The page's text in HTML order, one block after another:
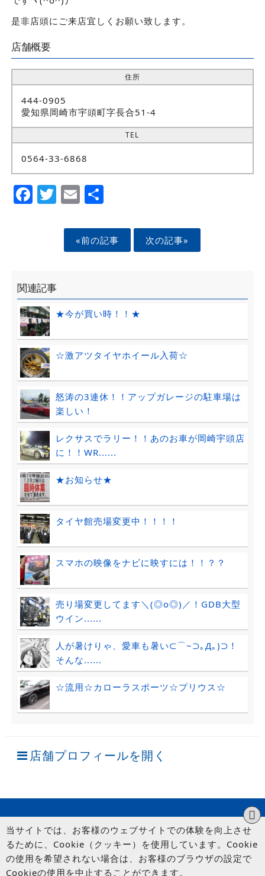
是非店頭にご来店宜しくお願い致します。
店舗概要
住所
444-0905
愛知県岡崎市宇頭町字長合51-4
TEL
0564-33-6868
Facebook
Twitter
EmailShare
«前の記事 次の記事»
関連記事
★今が買い時！！★
☆激アツタイヤホイール入荷☆
怒涛の3連休！！アップガレージの駐車場は
楽しい！
レクサスでラリー！！あのお車が岡崎宇頭店
に！！WR......
★お知らせ★
タイヤ館売場変更中！！！！
スマホの映像をナビに映すには！！？？
売り場変更してます＼(◎o◎)／！GDB大型
ウイン......
人が暑けりゃ、愛車も暑い⊂⌒~⊃｡Д｡)⊃！
そんな......
☆流用☆カローラスポーツ☆プリウス☆
店舗プロフィールを開く
当サイトでは、お客様のウェブサイトでの体験を向上させ
るために、Cookie（クッキー）を使用しています。Cookie
の使用を希望されない場合は、お客様のブラウザの設定で
Cookieの使用を中止することができます。